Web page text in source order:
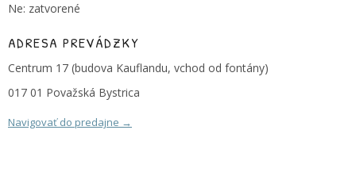
Ne: zatvorené
ADRESA PREVÁDZKY
Centrum 17 (budova Kauflandu, vchod od fontány)
017 01 Považská Bystrica
Navigovať do predajne →